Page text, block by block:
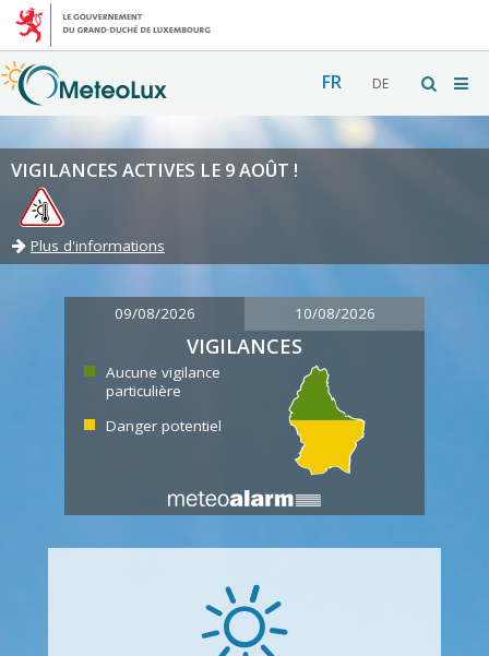
FR DE
VIGILANCES ACTIVES LE 9 AOÛT !
Plus d'informations
09/08/2026 10/08/2026
VIGILANCES
Aucune vigilance
particulière
Danger potentiel